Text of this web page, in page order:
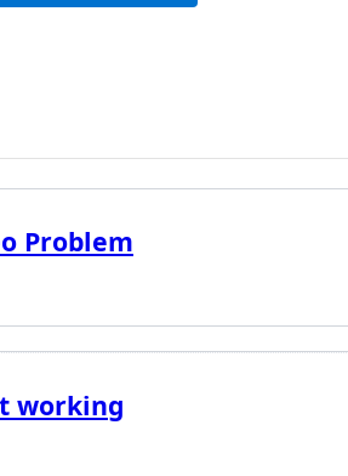
Problem
working